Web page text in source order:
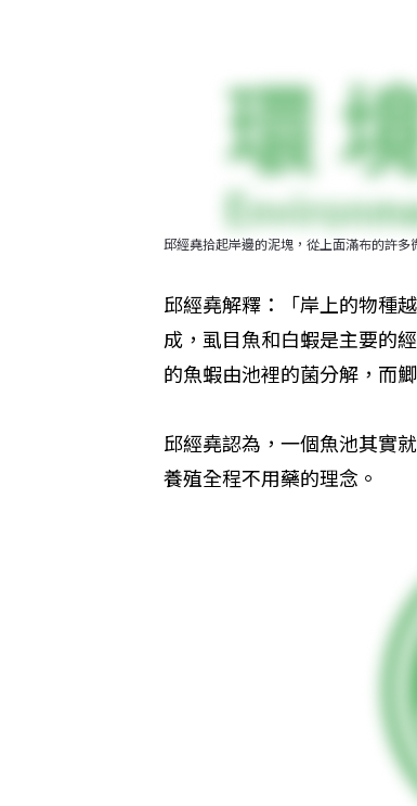
邱經堯拾起岸邊的泥塊，從上面滿布的許
邱經堯解釋：「岸上的物種
成，虱目魚和白蝦是主要的
的魚蝦由池裡的菌分解，而
邱經堯認為，一個魚池其實
養殖全程不用藥的理念。